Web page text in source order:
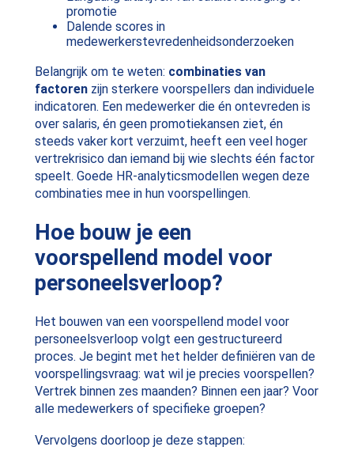
promotie
Dalende scores in
medewerkerstevredenheidsonderzoeken
Belangrijk om te weten: combinaties van
factorenzijn sterkere voorspellers dan individuele
indicatoren. Een medewerker die én ontevreden is
over salaris, én geen promotiekansen ziet, én
steeds vaker kort verzuimt, heeft een veel hoger
vertrekrisico dan iemand bij wie slechts één factor
speelt. Goede HR-analyticsmodellen wegen deze
combinaties mee in hun voorspellingen.
Hoe bouw je een
voorspellend model voor
personeelsverloop?
Het bouwen van een voorspellend model voor
personeelsverloop volgt een gestructureerd
proces. Je begint met het helder definiëren van de
voorspellingsvraag: wat wil je precies voorspellen?
Vertrek binnen zes maanden? Binnen een jaar? Voor
alle medewerkers of specifieke groepen?
Vervolgens doorloop je deze stappen: